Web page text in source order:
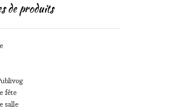
de produits
fête
salle